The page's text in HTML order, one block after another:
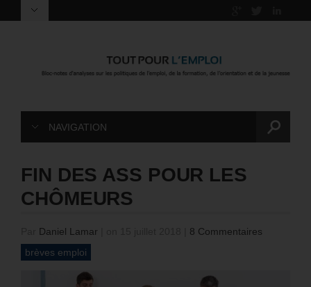
NAVIGATION
FIN DES ASS POUR LES
CHÔMEURS
Daniel Lamar
8 Commentaires
brèves emploi